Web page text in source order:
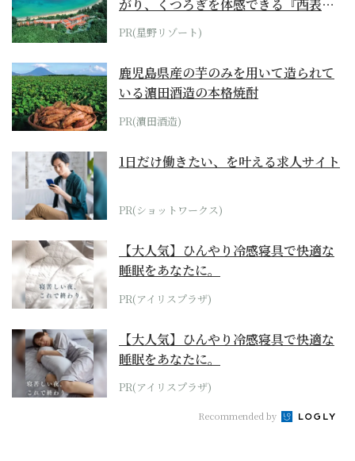
がり、くつろぎを体感できる『西表島
ホテル by...
PR(星野リゾート)
鹿児島県産の芋のみを用いて造られて
いる濵田酒造の本格焼酎
PR(濵田酒造)
1日だけ働きたい、を叶える求人サイト
PR(ショットワークス)
【大人気】ひんやり冷感寝具で快適な
睡眠をあなたに。
PR(アイリスプラザ)
【大人気】ひんやり冷感寝具で快適な
睡眠をあなたに。
PR(アイリスプラザ)
Recommended by